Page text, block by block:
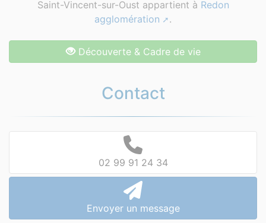
Saint-Vincent-sur-Oust appartient à Redon
agglomération
.
Découverte & Cadre de vie
Contact
02 99 91 24 34
Envoyer un message